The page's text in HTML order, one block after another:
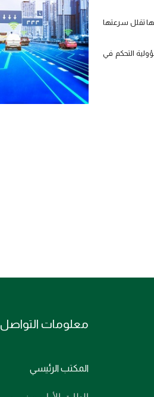
تقلل سرعتها
التحكم في
معلومات التواصل
المكتب الرئيسي